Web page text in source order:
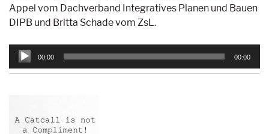
Appel vom Dachverband Integratives Planen und Bauen
DIPB und Britta Schade vom ZsL.
Audio-
Player
00:00 00:00